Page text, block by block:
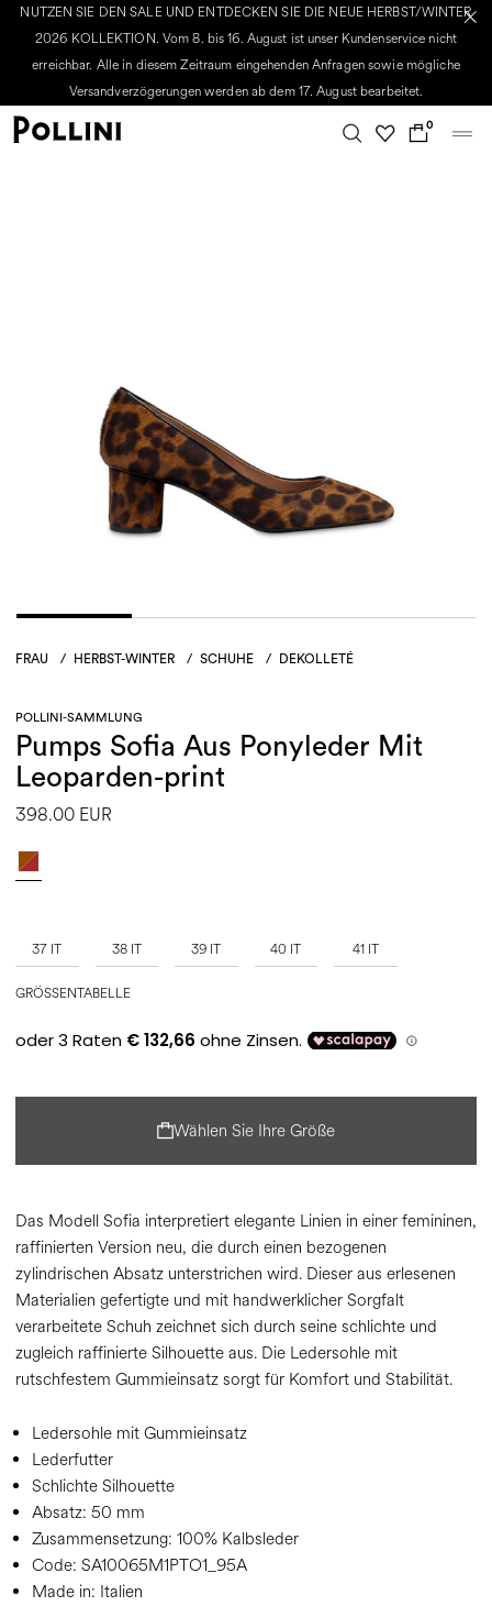
NUTZEN SIE DEN SALE UND ENTDECKEN SIE DIE NEUE HERBST/WINTER
2026 KOLLEKTION. Vom 8. bis 16. August ist unser Kundenservice nicht
erreichbar. Alle in diesem Zeitraum eingehenden Anfragen sowie mögliche
Versandverzögerungen werden ab dem 17. August bearbeitet.
0
FRAU / HERBST-WINTER / SCHUHE / DEKOLLETÉ
POLLINI-SAMMLUNG
Pumps Sofia Aus Ponyleder Mit
Leoparden-print
398.00 EUR
37 IT 38 IT 39 IT 40 IT 41 IT
GRÖSSENTABELLE
Wählen Sie Ihre Größe
Das Modell Sofia interpretiert elegante Linien in einer femininen,
raffinierten Version neu, die durch einen bezogenen
zylindrischen Absatz unterstrichen wird. Dieser aus erlesenen
Materialien gefertigte und mit handwerklicher Sorgfalt
verarbeitete Schuh zeichnet sich durch seine schlichte und
zugleich raffinierte Silhouette aus. Die Ledersohle mit
rutschfestem Gummieinsatz sorgt für Komfort und Stabilität.
Ledersohle mit Gummieinsatz
Lederfutter
Schlichte Silhouette
Absatz: 50 mm
Zusammensetzung: 100% Kalbsleder
Code: SA10065M1PTO1_95A
Made in: Italien